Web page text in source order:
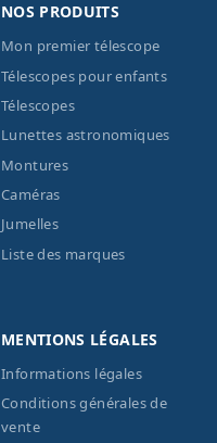
NOS PRODUITS
Mon premier télescope
Télescopes pour enfants
Télescopes
Lunettes astronomiques
Montures
Caméras
Jumelles
Liste des marques
MENTIONS LÉGALES
Informations légales
Conditions générales de
vente